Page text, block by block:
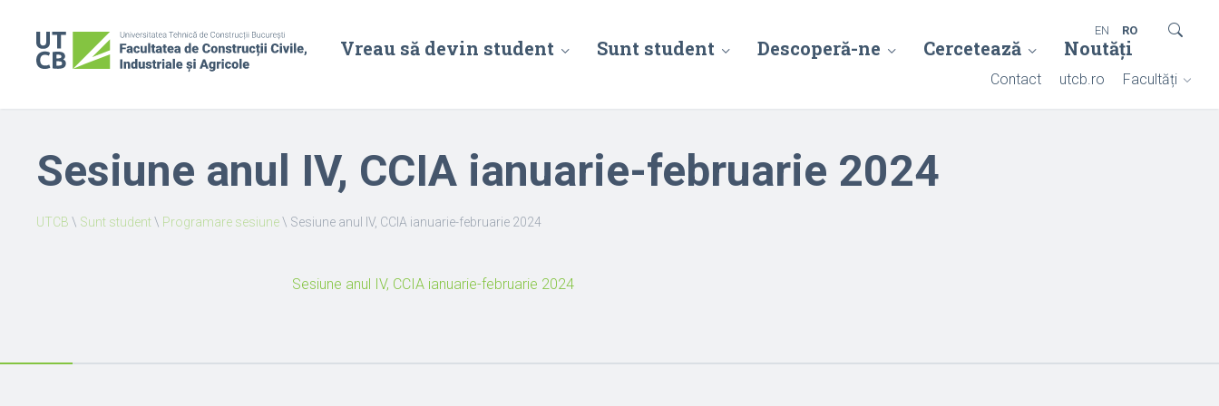
Vreau să devin student Sunt student Descoperă-ne Cercetează Noutăți
Contact utcb.ro Facultăți
EN RO
Sesiune anul IV, CCIA ianuarie-februarie 2024
UTCB \ Sunt student\ Programare sesiune\ Sesiune anul IV, CCIA ianuarie-februarie 2024
Sesiune anul IV, CCIA ianuarie-februarie 2024